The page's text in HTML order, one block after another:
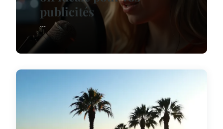
publicités
...